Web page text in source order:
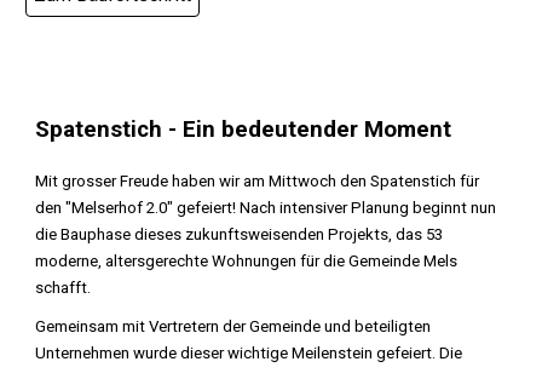
Spatenstich - Ein bedeutender Moment
Mit grosser Freude haben wir am Mittwoch den Spatenstich für
den "Melserhof 2.0" gefeiert! Nach intensiver Planung beginnt nun
die Bauphase dieses zukunftsweisenden Projekts, das 53
moderne, altersgerechte Wohnungen für die Gemeinde Mels
schafft.
Gemeinsam mit Vertretern der Gemeinde und beteiligten
Unternehmen wurde dieser wichtige Meilenstein gefeiert. Die